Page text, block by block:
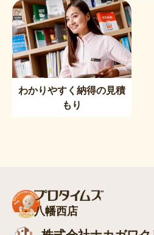
わかりやすく納得の見積
もり
八幡西店